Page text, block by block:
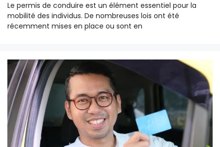
Le permis de conduire est un élément essentiel pour la
mobilité des individus. De nombreuses lois ont été
récemment mises en place ou sont en